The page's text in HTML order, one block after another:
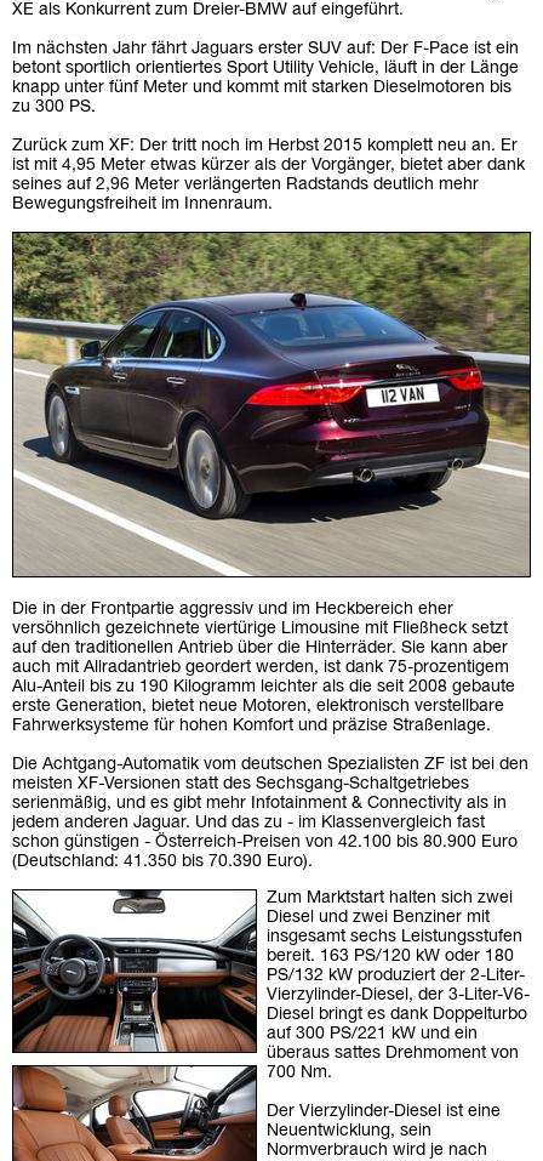
XE als Konkurrent zum Dreier-BMW auf eingeführt.
Im nächsten Jahr fährt Jaguars erster SUV auf: Der F-Pace ist ein
betont sportlich orientiertes Sport Utility Vehicle, läuft in der Länge
knapp unter fünf Meter und kommt mit starken Dieselmotoren bis
zu 300 PS.
Zurück zum XF: Der tritt noch im Herbst 2015 komplett neu an. Er
ist mit 4,95 Meter etwas kürzer als der Vorgänger, bietet aber dank
seines auf 2,96 Meter verlängerten Radstands deutlich mehr
Bewegungsfreiheit im Innenraum.
Die in der Frontpartie aggressiv und im Heckbereich eher
versöhnlich gezeichnete viertürige Limousine mit Fließheck setzt
auf den traditionellen Antrieb über die Hinterräder. Sie kann aber
auch mit Allradantrieb geordert werden, ist dank 75-prozentigem
Alu-Anteil bis zu 190 Kilogramm leichter als die seit 2008 gebaute
erste Generation, bietet neue Motoren, elektronisch verstellbare
Fahrwerksysteme für hohen Komfort und präzise Straßenlage.
Die Achtgang-Automatik vom deutschen Spezialisten ZF ist bei den
meisten XF-Versionen statt des Sechsgang-Schaltgetriebes
serienmäßig, und es gibt mehr Infotainment & Connectivity als in
jedem anderen Jaguar. Und das zu - im Klassenvergleich fast
schon günstigen - Österreich-Preisen von 42.100 bis 80.900 Euro
(Deutschland: 41.350 bis 70.390 Euro).
Zum Marktstart halten sich zwei
Diesel und zwei Benziner mit
insgesamt sechs Leistungsstufen
bereit. 163 PS/120 kW oder 180
PS/132 kW produziert der 2-Liter-
Vierzylinder-Diesel, der 3-Liter-V6-
Diesel bringt es dank Doppelturbo
auf 300 PS/221 kW und ein
überaus sattes Drehmoment von
700 Nm.
Der Vierzylinder-Diesel ist eine
Neuentwicklung, sein
Normverbrauch wird je nach